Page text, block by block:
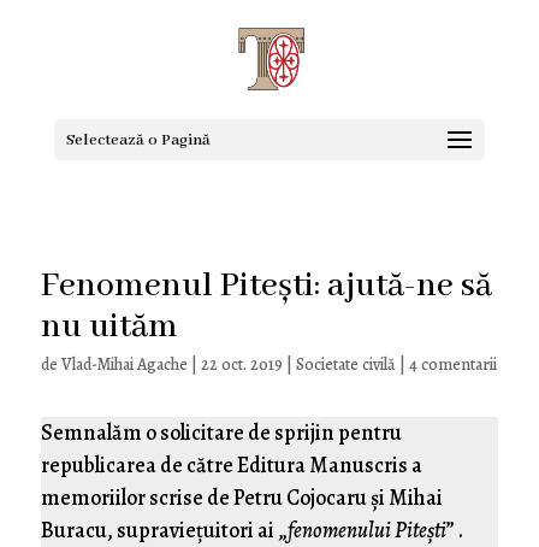
Selectează o Pagină
Fenomenul Pitești: ajută-ne să
nu uităm
de Vlad-Mihai Agache 22 oct. 2019 Societate civilă| 4 comentarii
Semnalăm o solicitare de sprijin pentru
republicarea de către Editura Manuscris a
memoriilor scrise de Petru Cojocaru și Mihai
Buracu, supraviețuitori ai „fenomenului Pitești” .